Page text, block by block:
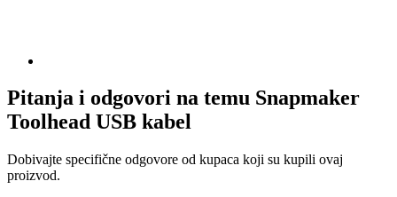
Pitanja i odgovori na temu Snapmaker
Toolhead USB kabel
Dobivajte specifične odgovore od kupaca koji su kupili ovaj
proizvod.